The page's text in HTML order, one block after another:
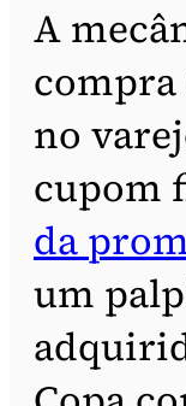
A
no
cupom
da
um